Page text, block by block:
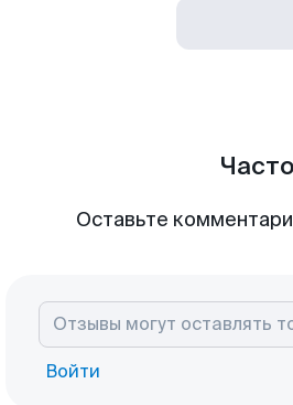
Оставьте
Войти